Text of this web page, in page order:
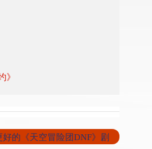
》
的《天空冒险团DNF》剧